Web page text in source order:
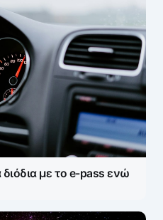
με το e-pass ενώ